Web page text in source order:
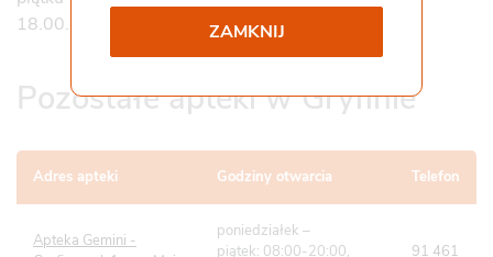
Współpraca i kontakt
Pliki do pobrania
Gemini Praca
18.00.
Pozostałe apteki w Gryfinie
Adres apteki Godziny otwarcia Telefon
Apteka Gemini -
poniedziałek –
piątek: 08:00-20:00,
91 461
ZAMKNIJ